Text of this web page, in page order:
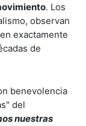
. Los
observan
exactamente
de
benevolencia
del
nuestras